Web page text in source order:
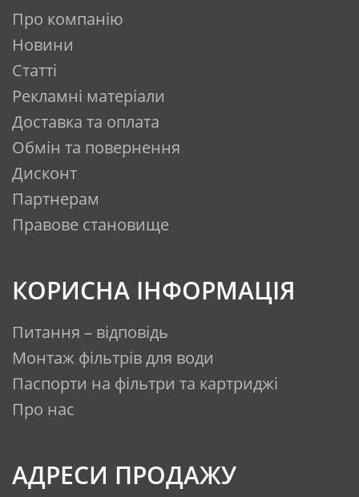
Про компанію
Новини
Статті
Рекламні матеріали
Доставка та оплата
Обмін та повернення
Дисконт
Партнерам
Правове становище
КОРИСНА ІНФОРМАЦІЯ
Питання – відповідь
Монтаж фільтрів для води
Паспорти на фільтри та картриджі
Про нас
АДРЕСИ ПРОДАЖУ